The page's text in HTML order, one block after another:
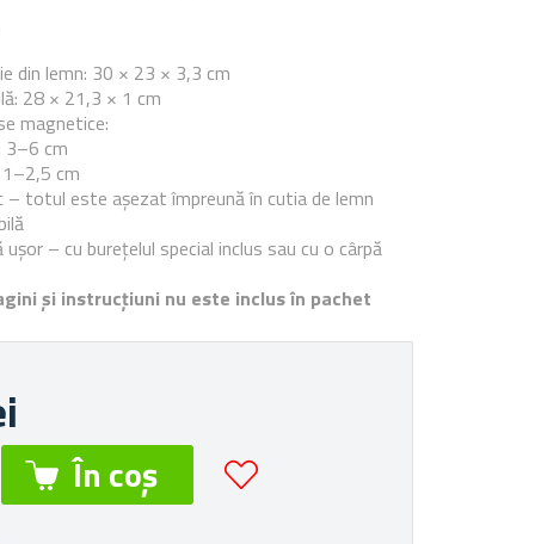
din lemn: 30 × 23 × 3,3 cm
28 × 21,3 × 1 cm
magnetice:
3–6 cm
cm
– totul este așezat împreună în cutia de lemn
ușor – cu burețelul special inclus sau cu o cârpă
și instrucțiuni nu este inclus în pachet